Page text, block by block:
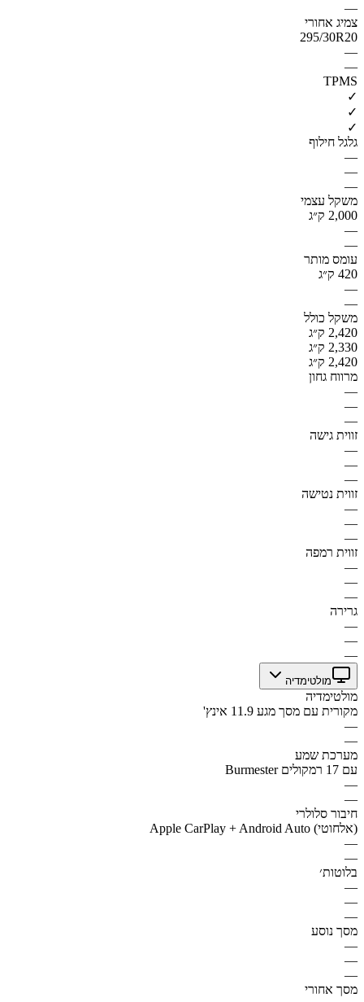
—
צמיג אחורי
295/30R20
—
—
TPMS
✓
✓
✓
גלגל חילוף
—
—
—
משקל עצמי
2,000 ק״ג
—
—
עומס מותר
420 ק״ג
—
—
משקל כולל
2,420 ק״ג
2,330 ק״ג
2,420 ק״ג
מרווח גחון
—
—
—
זווית גישה
—
—
—
זווית נטישה
—
—
—
זווית רמפה
—
—
—
גרירה
—
—
—
מולטימדיה
מולטימדיה
מקורית עם מסך מגע 11.9 אינץ'
—
—
מערכת שמע
Burmester עם 17 רמקולים
—
—
חיבור סלולרי
Apple CarPlay + Android Auto (אלחוטי)
—
—
בלוטות׳
—
—
—
מסך נוסע
—
—
—
מסך אחורי